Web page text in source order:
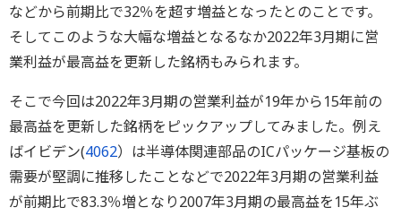
などから前期比で32％を超す増益となったとのことです。
そしてこのような大幅な増益となるなか2022年3月期に営
業利益が最高益を更新した銘柄もみられます。
そこで今回は2022年3月期の営業利益が19年から15年前の
最高益を更新した銘柄をピックアップしてみました。例え
ばイビデン(4062）は半導体関連部品のICパッケージ基板の
需要が堅調に推移したことなどで2022年3月期の営業利益
が前期比で83.3％増となり2007年3月期の最高益を15年ぶ